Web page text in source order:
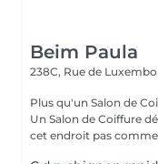
Beim Paula
238C, Rue de
Plus qu'un Salon de
Un Salon de Coiffure
cet endroit pas comme